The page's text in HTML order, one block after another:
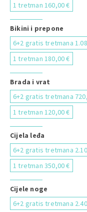
1 tretman 160,00 €
Bikini i prepone
6+2 gratis tretmana
1 tretman 180,00 €
Brada i vrat
6+2 gratis tretmana
1 tretman 120,00 €
Cijela leđa
6+2 gratis tretmana
1 tretman 350,00 €
Cijele noge
6+2 gratis tretmana